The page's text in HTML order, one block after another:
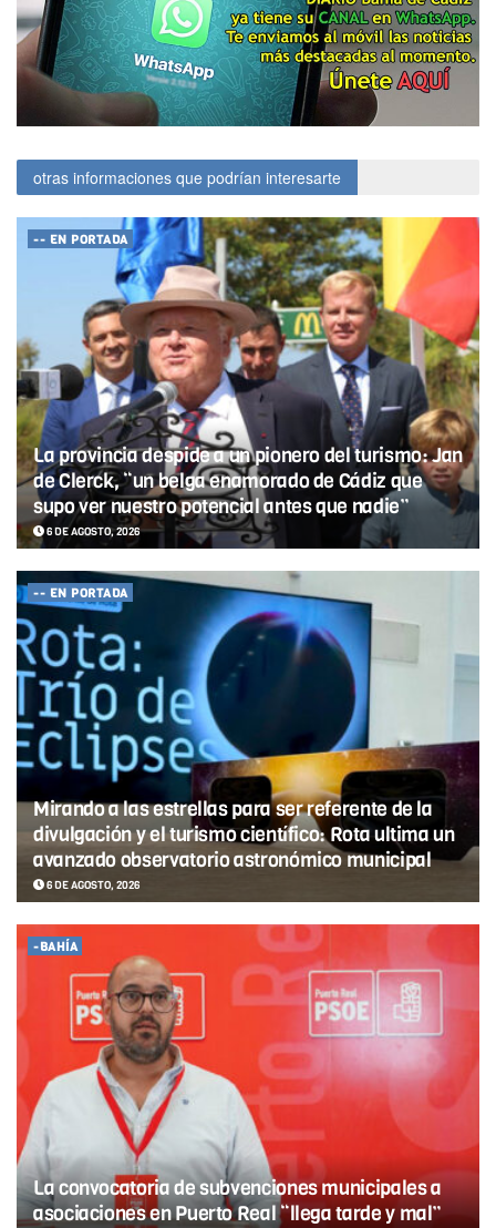
otras informaciones que podrían interesarte
-- EN PORTADA
La provincia despide a un pionero del turismo: Jan
de Clerck, “un belga enamorado de Cádiz que
supo ver nuestro potencial antes que nadie”
6 DE AGOSTO, 2026
-- EN PORTADA
Mirando a las estrellas para ser referente de la
divulgación y el turismo científico: Rota ultima un
avanzado observatorio astronómico municipal
6 DE AGOSTO, 2026
-BAHÍA
La convocatoria de subvenciones municipales a
asociaciones en Puerto Real “llega tarde y mal”